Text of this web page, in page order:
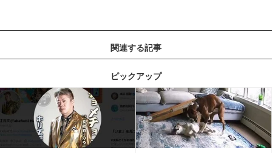
関連する記事
ピックアップ
記事を読む